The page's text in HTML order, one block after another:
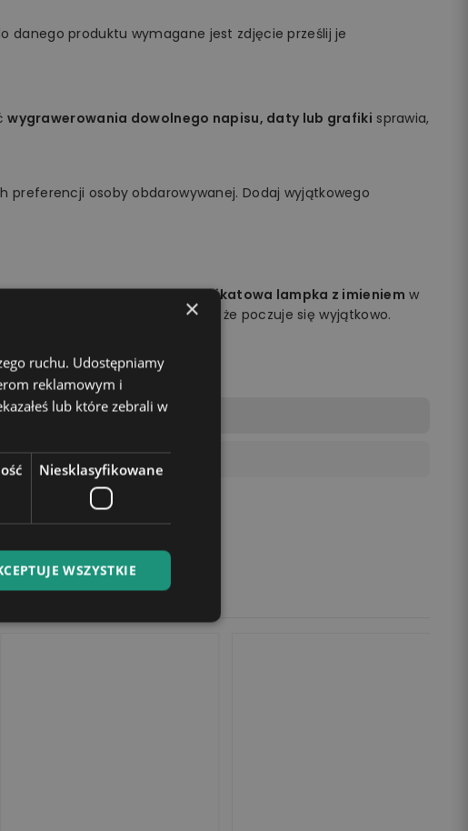
danego produktu wymagane jest zdjęcie prześlij je
wygrawerowania dowolnego napisu, daty lub grafiki sprawia,
preferencji osoby obdarowywanej. Dodaj wyjątkowego
obdarowywanej osoby.Unikatowa lampka z imieniem w
na jej twarzy i sprawisz, że poczuje się wyjątkowo.
×
ruchu. Udostępniamy
reklamowym i
lub które zebrali w
Niesklasyfikowane
WSZYSTKIE